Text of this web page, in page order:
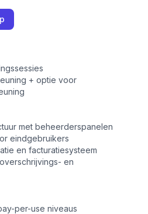
+ optie voor
met beheerderspanelen
eindgebruikers
en facturatiesysteem
en
per-use niveaus